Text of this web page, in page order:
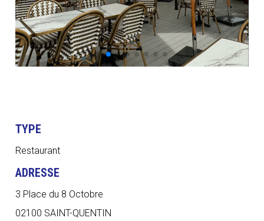
TYPE
Restaurant
ADRESSE
3 Place du 8 Octobre
02100 SAINT-QUENTIN